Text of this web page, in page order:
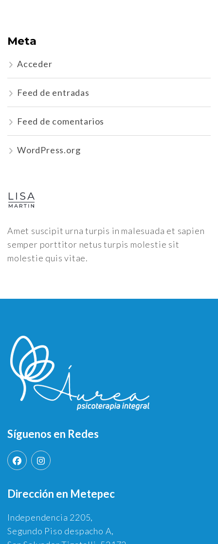
Meta
Acceder
Feed de entradas
Feed de comentarios
WordPress.org
Amet suscipit urna turpis in malesuada et sapien
semper porttitor netus turpis molestie sit
molestie quis vitae.
Síguenos en Redes
Dirección en Metepec
Independencia 2205,
Segundo Piso despacho A,